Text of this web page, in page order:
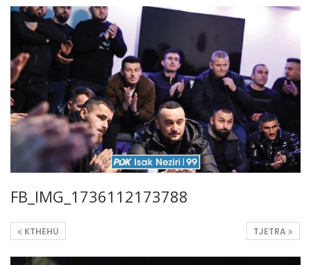
FB_IMG_1736112173788
TJETRA
KTHEHU